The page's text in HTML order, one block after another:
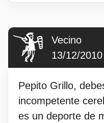
Vecino
13/12/2010
Pepito Grillo,
incompetente
es un deporte de